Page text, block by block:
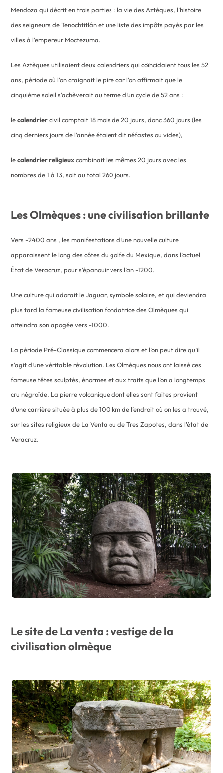
Mendoza qui décrit en trois parties : la vie des Aztèques, l’histoire
des seigneurs de Tenochtitlán et une liste des impôts payés par les
villes à l’empereur Moctezuma.
Les Aztèques utilisaient deux calendriers qui coïncidaient tous les 52
ans, période où l’on craignait le pire car l’on affirmait que le
cinquième soleil s’achèverait au terme d’un cycle de 52 ans :
lecalendriercivil comptait 18 mois de 20 jours, donc 360 jours (les
cinq derniers jours de l’année étaient dit néfastes ou vides),
lecalendrier religieuxcombinait les mêmes 20 jours avec les
nombres de 1 à 13, soit au total 260 jours.
Les Olmèques : une civilisation brillante
Vers -2400 ans , les manifestations d’une nouvelle culture
apparaissent le long des côtes du golfe du Mexique, dans l’actuel
État de Veracruz, pour s’épanouir vers l’an -1200.
Une culture qui adorait le Jaguar, symbole solaire, et qui deviendra
plus tard la fameuse civilisation fondatrice des Olmèques qui
atteindra son apogée vers -1000.
La période Pré-Classique commencera alors et l’on peut dire qu’il
s’agit d’une véritable révolution. Les Olmèques nous ont laissé ces
fameuse têtes sculptés, énormes et aux traits que l’on a longtemps
cru négroïde. La pierre volcanique dont elles sont faites provient
d’une carrière située à plus de 100 km de l’endroit où on les a trouvé,
sur les sites religieux de La Venta ou de Tres Zapotes, dans l’état de
Veracruz.
Le site de La venta : vestige de la
civilisation olmèque